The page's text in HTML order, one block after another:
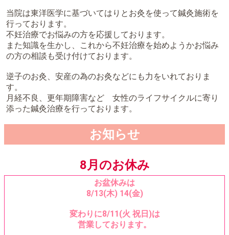
当院は東洋医学に基づいてはりとお灸を使って鍼灸施術を
行っております。
不妊治療でお悩みの方を応援しております。
また知識を生かし、これから不妊治療を始めようかお悩み
の方の相談も受け付けております。
逆子のお灸、安産の為のお灸などにも力をいれておりま
す。
月経不良、更年期障害など 女性のライフサイクルに寄り
添った鍼灸治療を行っております。
お知らせ
8月のお休み
お盆休みは
8/13(木) 14(金)
変わりに8/11(火 祝日)は
営業しております。